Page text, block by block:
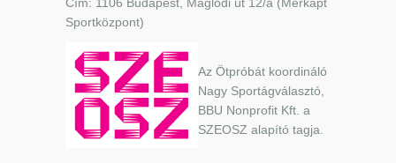
Sportközpont)
Az Ötpróbát koordináló
Nagy Sportágválasztó,
BBU Nonprofit Kft. a
SZEOSZ alapító tagja.